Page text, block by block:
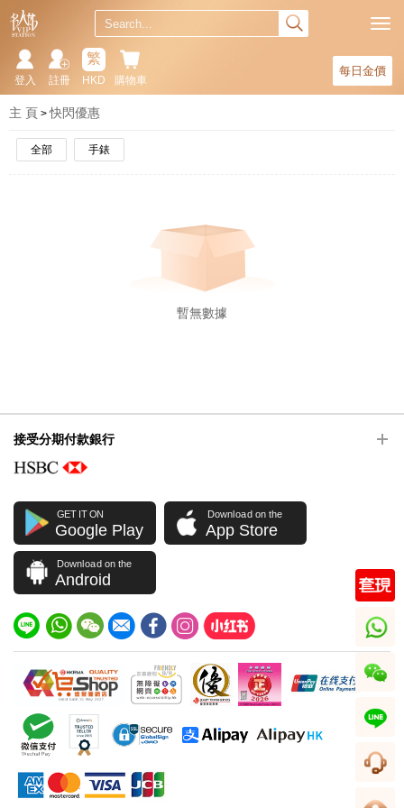
每日金價
購物車
繁
HKD
註冊
登入
主 頁 快閃優惠
全部 手錶
暫無數據
接受分期付款銀行
GET IT ON
Google Play
Download on the
App Store
Download on the
Android
whatsapp